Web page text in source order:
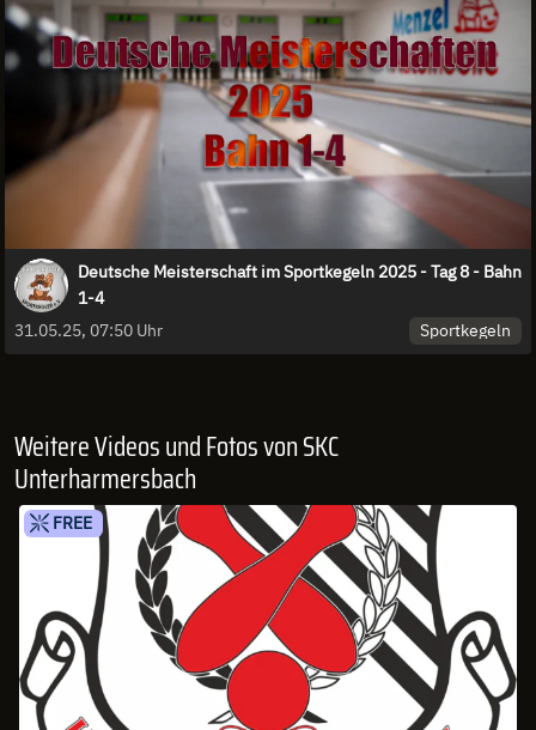
Deutsche Meisterschaft im Sportkegeln 2025 - Tag 8 - Bahn
1-4
31.05.25, 07:50 Uhr
Sportkegeln
Weitere Videos und Fotos von SKC
Unterharmersbach
FREE